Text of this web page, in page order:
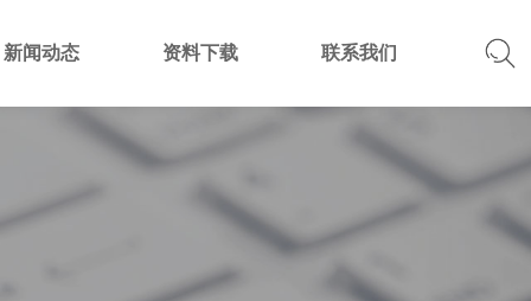
新闻动态 资料下载 联系我们